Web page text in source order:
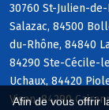
Afin de vous offrir
30760 St-Julien-
Salazac, 84500
du-Rhône, 84840
84290 Ste-Cécile-
Uchaux, 84420
Visan, 84290